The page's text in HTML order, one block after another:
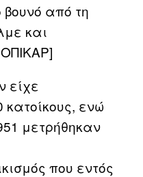
από τη
και
είχε
ενώ
μετρήθηκαν
που εντός